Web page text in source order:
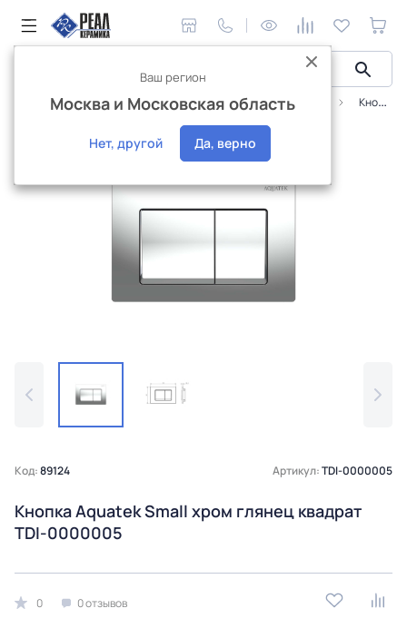
Сантехника и аксессуары Инстaлляционные системы Кнопка Aquatek Small хром глянец квадрат TDI-0000005
Код:89124 Артикул:TDI-0000005
Кнопка Aquatek Small хром глянец квадрат
TDI-0000005
0 0 отзывов
Ваш регион
Москва и Московская область
Нет, другой Да, верно